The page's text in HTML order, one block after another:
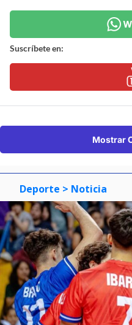
Suscríbete en:
Mostrar
Deporte > Noticia